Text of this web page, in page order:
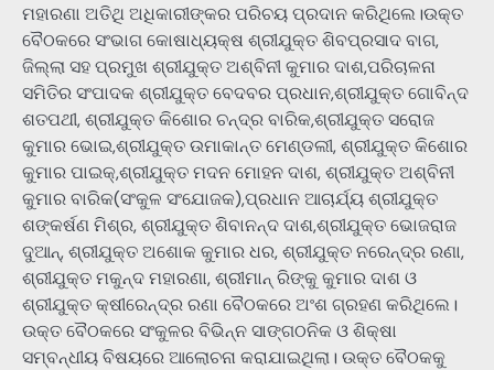
ମହାରଣା ଅତିଥି ଅଧିକାରୀଙ୍କର ପରିଚୟ ପ୍ରଦାନ କରିଥିଲେ।ଉକ୍ତ
ବୈଠକରେ ସଂଭାଗ କୋଷାଧ୍ୟକ୍ଷ ଶ୍ରୀଯୁକ୍ତ ଶିବପ୍ରସାଦ ବାଗ,
ଜିଲ୍ଲା ସହ ପ୍ରମୁଖ ଶ୍ରୀଯୁକ୍ତ ଅଶ୍ବିନୀ କୁମାର ଦାଶ,ପରିଚାଳନା
ସମିତିର ସଂପାଦକ ଶ୍ରୀଯୁକ୍ତ ବେଦବର ପ୍ରଧାନ,ଶ୍ରୀଯୁକ୍ତ ଗୋବିନ୍ଦ
ଶତପଥୀ, ଶ୍ରୀଯୁକ୍ତ କିଶୋର ଚନ୍ଦ୍ର ବାରିକ,ଶ୍ରୀଯୁକ୍ତ ସରୋଜ
କୁମାର ଭୋଇ,ଶ୍ରୀଯୁକ୍ତ ଉମାକାନ୍ତ ମେଣ୍ଡଲୀ, ଶ୍ରୀଯୁକ୍ତ କିଶୋର
କୁମାର ପାଇକ୍,ଶ୍ରୀଯୁକ୍ତ ମଦନ ମୋହନ ଦାଶ, ଶ୍ରୀଯୁକ୍ତ ଅଶ୍ବିନୀ
କୁମାର ବାରିକ(ସଂକୁଳ ସଂଯୋଜକ),ପ୍ରଧାନ ଆଚାର୍ଯ୍ୟ ଶ୍ରୀଯୁକ୍ତ
ଶଙ୍କର୍ଷଣ ମିଶ୍ର, ଶ୍ରୀଯୁକ୍ତ ଶିବାନନ୍ଦ ଦାଶ,ଶ୍ରୀଯୁକ୍ତ ଭୋଜରାଜ
ଦୁଆନ୍, ଶ୍ରୀଯୁକ୍ତ ଅଶୋକ କୁମାର ଧର, ଶ୍ରୀଯୁକ୍ତ ନରେନ୍ଦ୍ର ରଣା,
ଶ୍ରୀଯୁକ୍ତ ମକୁନ୍ଦ ମହାରଣା, ଶ୍ରୀମାନ୍ ରିଙ୍କୁ କୁମାର ଦାଶ ଓ
ଶ୍ରୀଯୁକ୍ତ କ୍ଷୀରେନ୍ଦ୍ର ରଣା ବୈଠକରେ ଅଂଶ ଗ୍ରହଣ କରିଥିଲେ।
ଉକ୍ତ ବୈଠକରେ ସଂକୁଳର ବିଭିନ୍ନ ସାଙ୍ଗଠନିକ ଓ ଶିକ୍ଷା
ସମ୍ବନ୍ଧୀୟ ବିଷୟରେ ଆଲୋଚନା କରାଯାଇଥିଲା। ଉକ୍ତ ବୈଠକକୁ